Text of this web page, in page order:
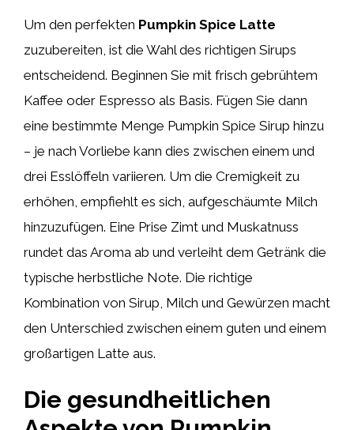
Um den perfekten Pumpkin Spice Latte
zuzubereiten, ist die Wahl des richtigen Sirups
entscheidend. Beginnen Sie mit frisch gebrühtem
Kaffee oder Espresso als Basis. Fügen Sie dann
eine bestimmte Menge Pumpkin Spice Sirup hinzu
– je nach Vorliebe kann dies zwischen einem und
drei Esslöffeln variieren. Um die Cremigkeit zu
erhöhen, empfiehlt es sich, aufgeschäumte Milch
hinzuzufügen. Eine Prise Zimt und Muskatnuss
rundet das Aroma ab und verleiht dem Getränk die
typische herbstliche Note. Die richtige
Kombination von Sirup, Milch und Gewürzen macht
den Unterschied zwischen einem guten und einem
großartigen Latte aus.
Die gesundheitlichen